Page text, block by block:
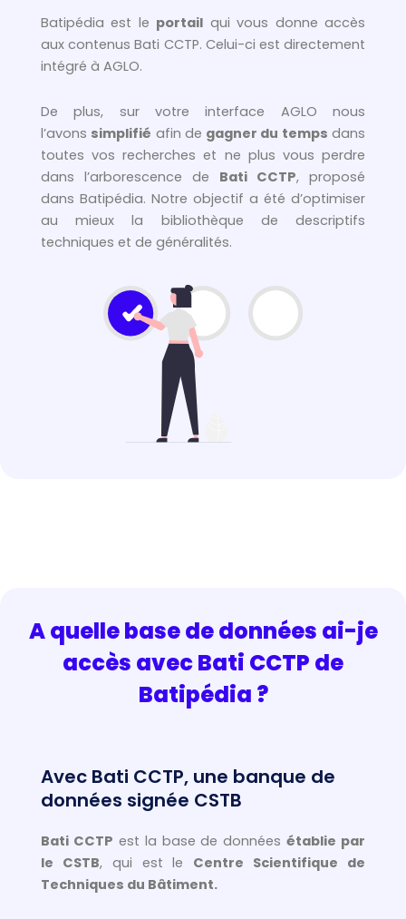
Batipédia est le portail qui vous donne accès
aux contenus Bati CCTP. Celui-ci est directement
intégré à AGLO.
De plus, sur votre interface AGLO nous
l’avons simplifié afin de gagner du temps dans
toutes vos recherches et ne plus vous perdre
dans l’arborescence de Bati CCTP, proposé
dans Batipédia. Notre objectif a été d’optimiser
au mieux la bibliothèque de descriptifs
techniques et de généralités.
A quelle base de données ai-je
accès avec Bati CCTP de
Batipédia ?
Avec Bati CCTP, une banque de
données signée CSTB
Bati CCTP est la base de donnéesétablie par
le CSTB, qui est le Centre Scientifique de
Techniques du Bâtiment.